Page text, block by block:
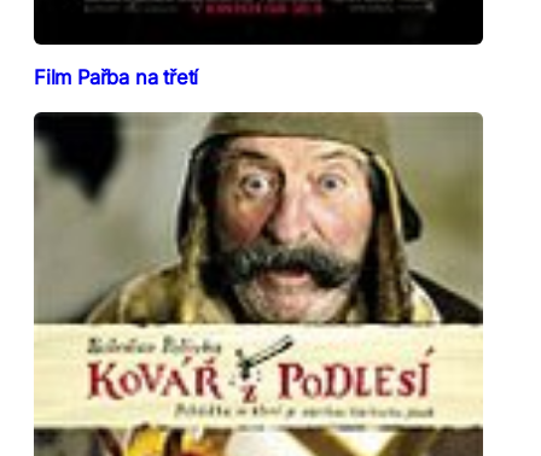
Film Pařba na třetí